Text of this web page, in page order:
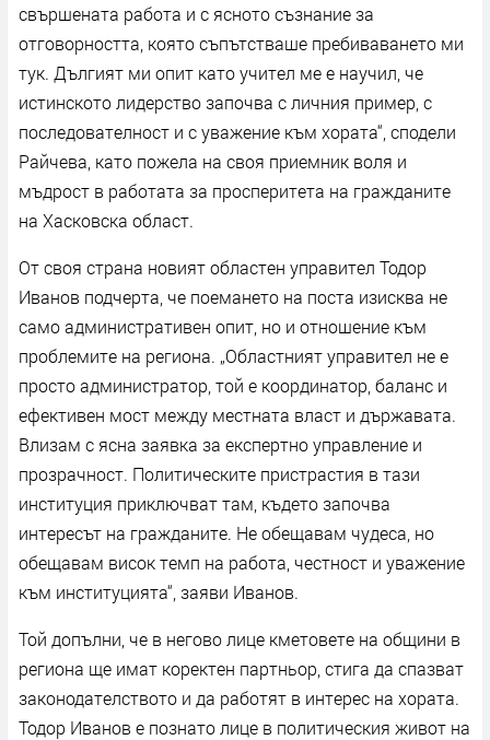
свършената работа и с ясното съзнание за
отговорността, която съпътстваше пребиваването ми
тук. Дългият ми опит като учител ме е научил, че
истинското лидерство започва с личния пример, с
последователност и с уважение към хората“, сподели
Райчева, като пожела на своя приемник воля и
мъдрост в работата за просперитета на гражданите
на Хасковска област.
От своя страна новият областен управител Тодор
Иванов подчерта, че поемането на поста изисква не
само административен опит, но и отношение към
проблемите на региона. „Областният управител не е
просто администратор, той е координатор, баланс и
ефективен мост между местната власт и държавата.
Влизам с ясна заявка за експертно управление и
прозрачност. Политическите пристрастия в тази
институция приключват там, където започва
интересът на гражданите. Не обещавам чудеса, но
обещавам висок темп на работа, честност и уважение
към институцията“, заяви Иванов.
Той допълни, че в негово лице кметовете на общини в
региона ще имат коректен партньор, стига да спазват
законодателството и да работят в интерес на хората.
Тодор Иванов е познато лице в политическия живот на